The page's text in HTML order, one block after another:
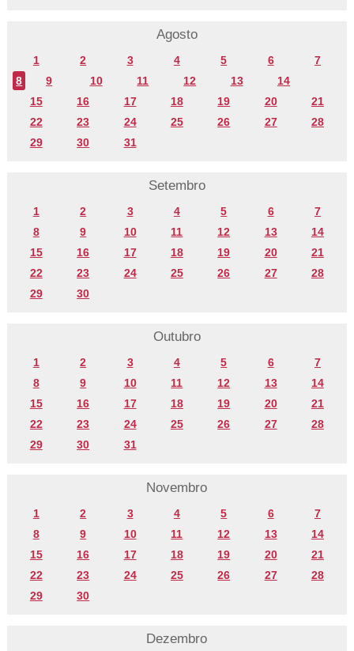
Agosto
1 2 3 4 5 6
7
8
9 10 11 12 13
14
15
16 17 18 19 20
21
22
23 24 25 26 27
28
29
30 31
Setembro
1 2 3 4 5 6
7
8
9 10 11 12 13
14
15
16 17 18 19 20
21
22
23 24 25 26 27
28
29
30
Outubro
1 2 3 4 5 6
7
8
9 10 11 12 13
14
15
16 17 18 19 20
21
22
23 24 25 26 27
28
29
30 31
Novembro
1 2 3 4 5 6
7
8
9 10 11 12 13
14
15
16 17 18 19 20
21
22
23 24 25 26 27
28
29
30
Dezembro